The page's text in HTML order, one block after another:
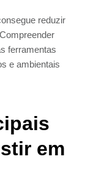
reduzir
ferramentas
e ambientais
em